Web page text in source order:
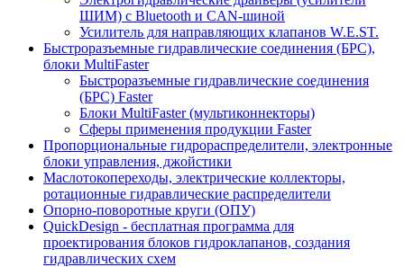
ШИМ) с Bluetooth и CAN-шиной
Усилитель для направляющих клапанов W.E.ST.
Быстроразъемные гидравлические соединения (БРС),
блоки MultiFaster
Быстроразъемные гидравлические соединения
(БРС) Faster
Блоки MultiFaster (мультиконнекторы)
Сферы применения продукции Faster
Пропорциональные гидрораспределители, электронные
блоки управления, джойстики
Маслотокопереходы, электрические коллекторы,
ротационные гидравлические распределители
Опорно-поворотные круги (ОПУ)
QuickDesign - бесплатная программа для
проектирования блоков гидроклапанов, создания
гидравлических схем